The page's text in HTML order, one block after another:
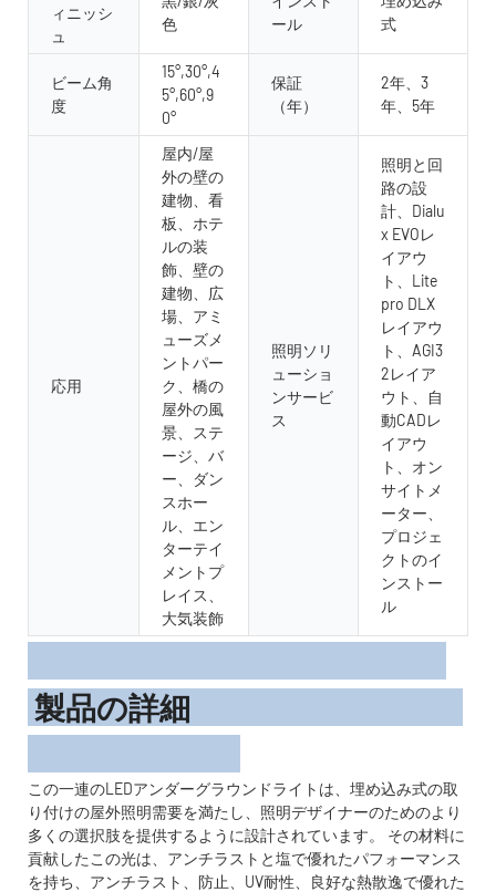
ィニッシ
ュ
色
ール
式
ビーム角
度
15°,30°,4
5°,60°,9
0°
保証
（年）
2年、3
年、5年
応用
屋内/屋
外の壁の
建物、看
板、ホテ
ルの装
飾、壁の
建物、広
場、アミ
ューズメ
ントパー
ク、橋の
屋外の風
景、ステ
ージ、バ
ー、ダン
スホー
ル、エン
ターテイ
メントプ
レイス、
大気装飾
照明ソリ
ューショ
ンサービ
ス
照明と回
路の設
計、Dialu
x EVOレ
イアウ
ト、Lite
pro DLX
レイアウ
ト、AGI3
2レイア
ウト、自
動CADレ
イアウ
ト、オン
サイトメ
ーター、
プロジェ
クトのイ
ンストー
ル
製品の詳細
この一連のLEDアンダーグラウンドライトは、埋め込み式の取
り付けの屋外照明需要を満たし、照明デザイナーのためのより
多くの選択肢を提供するように設計されています。 その材料に
貢献したこの光は、アンチラストと塩で優れたパフォーマンス
を持ち、アンチラスト、防止、UV耐性、良好な熱散逸で優れた